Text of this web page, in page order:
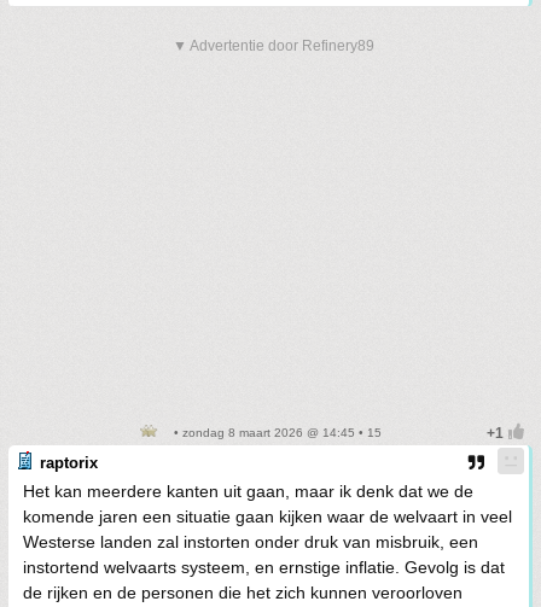
▼ Advertentie door Refinery89
• zondag 8 maart 2026 @ 14:45 • 15
raptorix
Het kan meerdere kanten uit gaan, maar ik denk dat we de
komende jaren een situatie gaan kijken waar de welvaart in veel
Westerse landen zal instorten onder druk van misbruik, een
instortend welvaarts systeem, en ernstige inflatie. Gevolg is dat
de rijken en de personen die het zich kunnen veroorloven